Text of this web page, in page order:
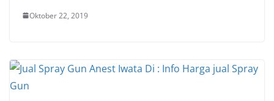
Oktober 22, 2019